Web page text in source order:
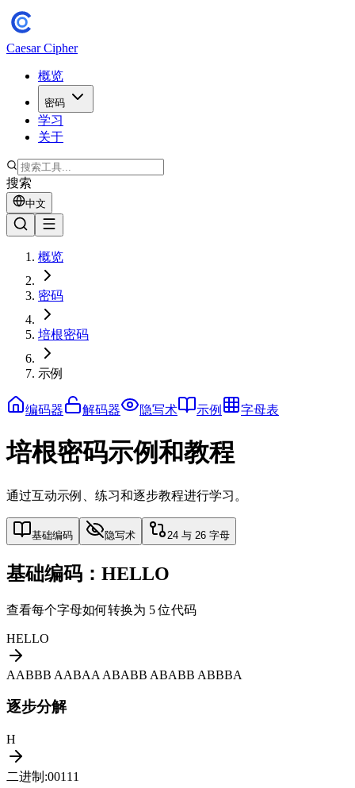
Caesar Cipher
概览
密码
学习
关于
搜索
中文
概览
密码
培根密码
示例
编码器 解码器 隐写术 示例 字母表
培根密码示例和教程
通过互动示例、练习和逐步教程进行学习。
基础编码 隐写术 24 与 26 字母
基础编码：HELLO
查看每个字母如何转换为 5 位代码
HELLO
AABBB AABAA ABABB ABABB ABBBA
逐步分解
H
二进制 :00111